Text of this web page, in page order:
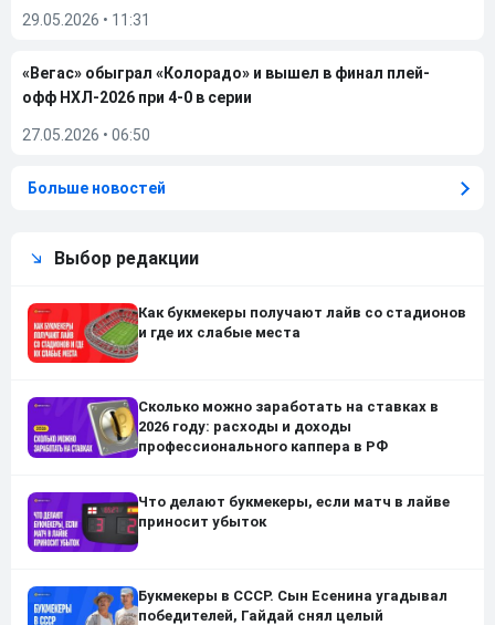
29.05.2026 • 11:31
«Вегас» обыграл «Колорадо» и вышел в финал плей-
офф НХЛ-2026 при 4-0 в серии
27.05.2026 • 06:50
Больше новостей
Выбор редакции
Как букмекеры получают лайв со стадионов
и где их слабые места
Сколько можно заработать на ставках в
2026 году: расходы и доходы
профессионального каппера в РФ
Что делают букмекеры, если матч в лайве
приносит убыток
Букмекеры в СССР. Сын Есенина угадывал
победителей, Гайдай снял целый